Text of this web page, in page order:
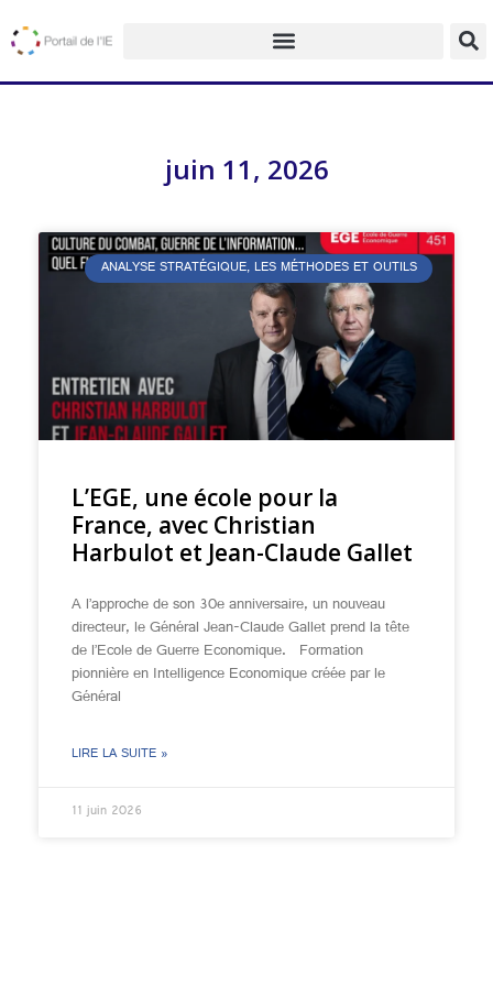
juin 11, 2026
ANALYSE STRATÉGIQUE, LES MÉTHODES ET OUTILS
L’EGE, une école pour la
France, avec Christian
Harbulot et Jean-Claude Gallet
A l’approche de son 30e anniversaire, un nouveau
directeur, le Général Jean-Claude Gallet prend la tête
de l’Ecole de Guerre Economique. Formation
pionnière en Intelligence Economique créée par le
Général
LIRE LA SUITE »
11 juin 2026